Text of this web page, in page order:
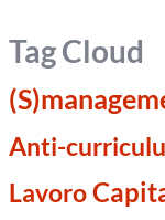
Tag Cloud
Anti-
Lavoro